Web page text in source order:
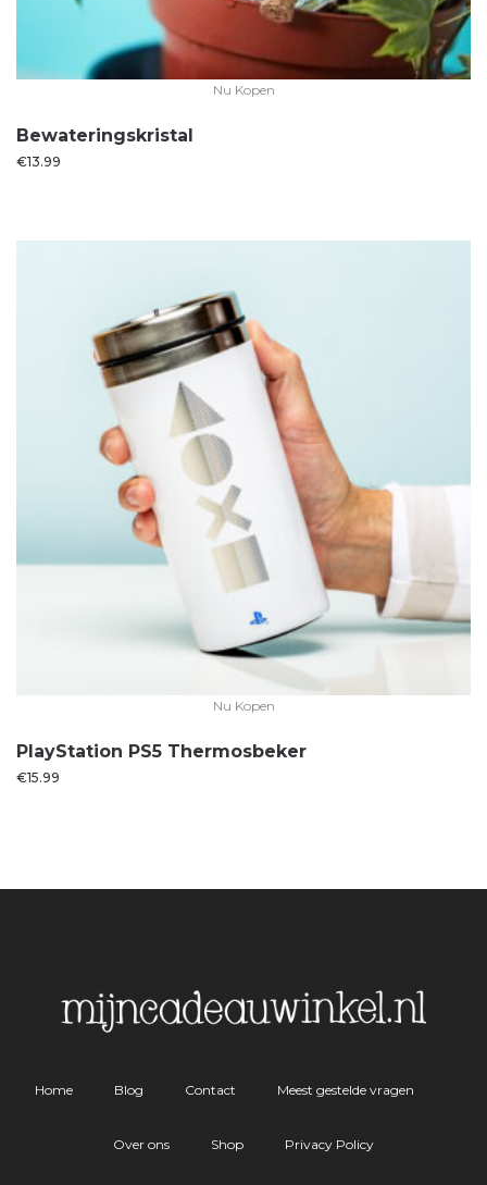
Nu Kopen
Bewateringskristal
€13.99
Nu Kopen
PlayStation PS5 Thermosbeker
€15.99
Home Blog Contact Meest gestelde vragen
Over ons Shop Privacy Policy